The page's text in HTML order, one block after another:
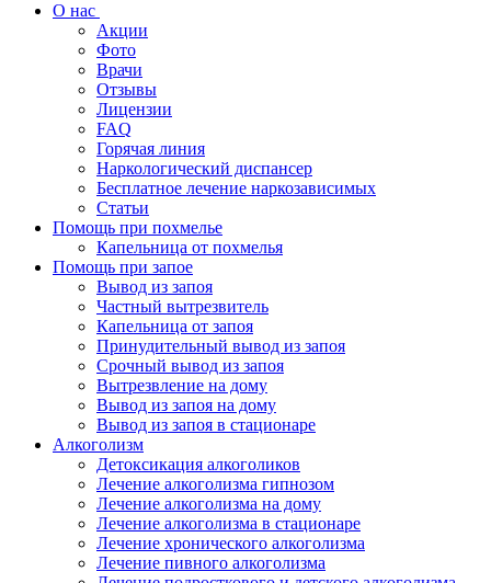
О нас
Акции
Фото
Врачи
Отзывы
Лицензии
FAQ
Горячая линия
Наркологический диспансер
Бесплатное лечение наркозависимых
Статьи
Помощь при похмелье
Капельница от похмелья
Помощь при запое
Вывод из запоя
Частный вытрезвитель
Капельница от запоя
Принудительный вывод из запоя
Срочный вывод из запоя
Вытрезвление на дому
Вывод из запоя на дому
Вывод из запоя в стационаре
Алкоголизм
Детоксикация алкоголиков
Лечение алкоголизма гипнозом
Лечение алкоголизма на дому
Лечение алкоголизма в стационаре
Лечение хронического алкоголизма
Лечение пивного алкоголизма